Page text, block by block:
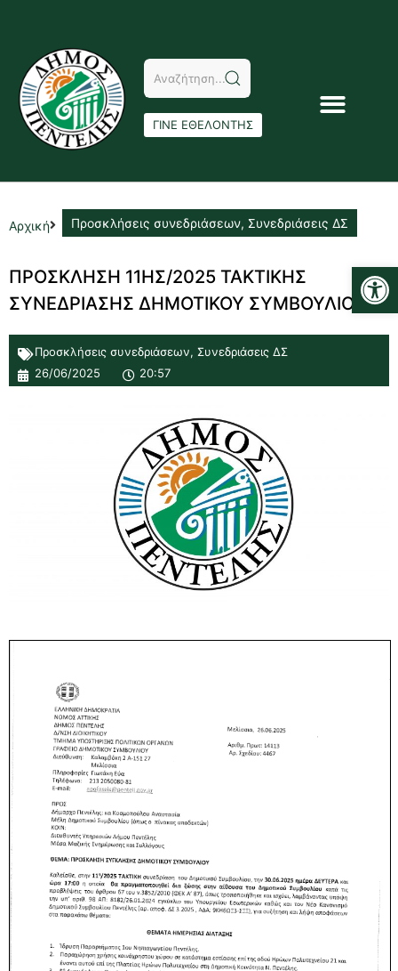
ΓΙΝΕ ΕΘΕΛΟΝΤΗΣ
Αρχική Προσκλήσεις συνεδριάσεων, Συνεδριάσεις ΔΣ
ΠΡΟΣΚΛΗΣΗ 11ΗΣ/2025 ΤΑΚΤΙΚΗΣ
ΣΥΝΕΔΡΙΑΣΗΣ ΔΗΜΟΤΙΚΟΥ ΣΥΜΒΟΥΛΙΟΥ1
Προσκλήσεις συνεδριάσεων, Συνεδριάσεις ΔΣ
26/06/2025
20:57